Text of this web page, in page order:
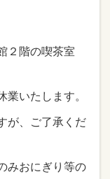
２階の喫茶室
いたします。
が、ご了承くだ
みおにぎり等の